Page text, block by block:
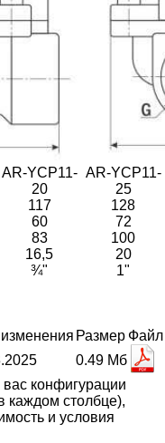
AR-YCP11-
20
AR-YCP11-
25
117
128
60
72
83
100
16,5
20
¾" 1"
Размер Файл
0.49 Мб
конфигурации
каждом столбце),
и условия